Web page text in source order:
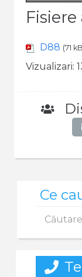
D88 (71
Vizualizari:
Ce
după: